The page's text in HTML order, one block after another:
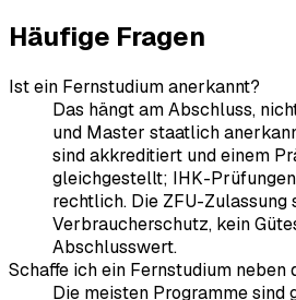
Häufige Fragen
Ist ein Fernstudium anerkannt?
Das hängt am Abschluss,
und Master staatlich
sind akkreditiert und einem
gleichgestellt; IHK-
rechtlich. Die ZFU-Zulassung
Verbraucherschutz, kein
Abschlusswert.
Schaffe ich ein Fernstudium neben
Die meisten Programme sind